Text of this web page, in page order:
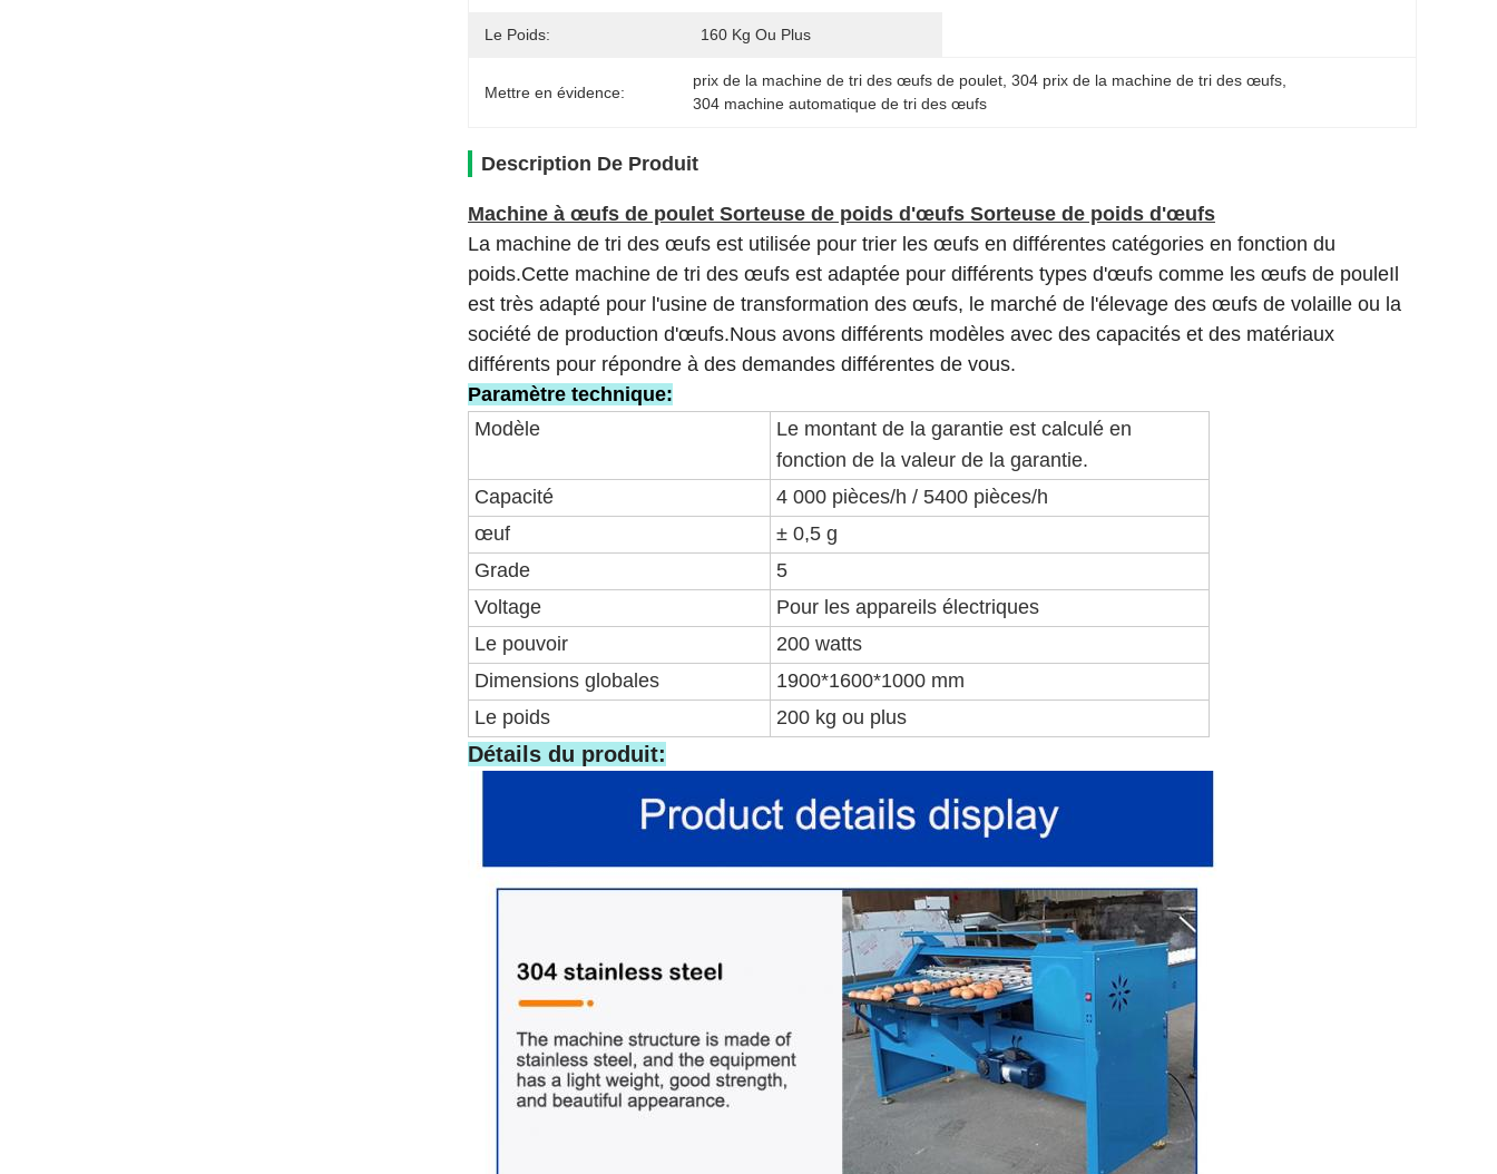
Le Poids: 160 Kg Ou Plus
Mettre en évidence:
prix de la machine de tri des œufs de poulet , 304 prix de la machine de tri des œufs
304 machine automatique de tri des œufs
Description De Produit
Machine à œufs de poulet Sorteuse de poids d'œufs Sorteuse de poids d'œufs
La machine de tri des œufs est utilisée pour trier les œufs en différentes catégories en fonction du
poids.Cette machine de tri des œufs est adaptée pour différents types d'œufs comme les œufs de pouleIl
est très adapté pour l'usine de transformation des œufs, le marché de l'élevage des œufs de volaille ou la
société de production d'œufs.Nous avons différents modèles avec des capacités et des matériaux
différents pour répondre à des demandes différentes de vous.
Paramètre technique:
Modèle
Le montant de la garantie est calculé en
fonction de la valeur de la garantie.
Capacité
4 000 pièces/h / 5400 pièces/h
œuf
± 0,5 g
Grade
5
Voltage
Pour les appareils électriques
Le pouvoir
200 watts
Dimensions globales
1900*1600*1000 mm
Le poids
200 kg ou plus
Détails du produit: